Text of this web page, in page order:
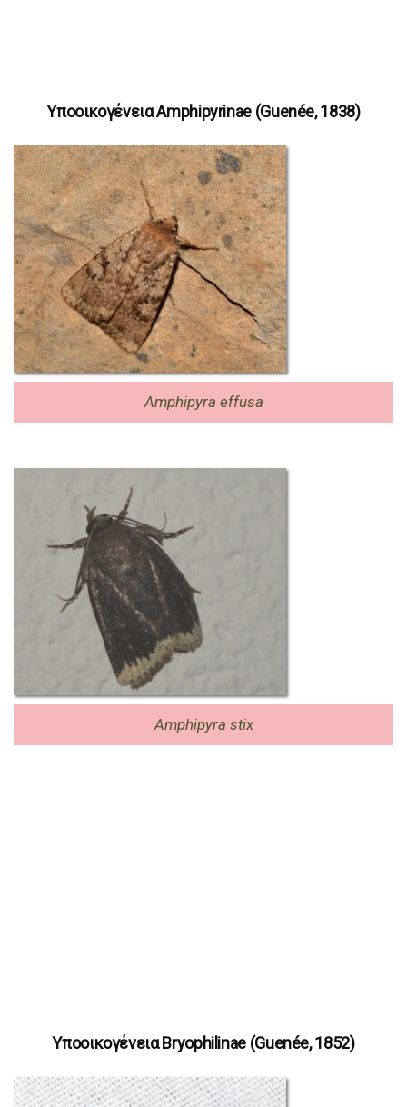
Υποοικογένεια Amphipyrinae (Guenée, 1838)
Amphipyra effusa
Amphipyra stix
Υποοικογένεια Bryophilinae (Guenée, 1852)